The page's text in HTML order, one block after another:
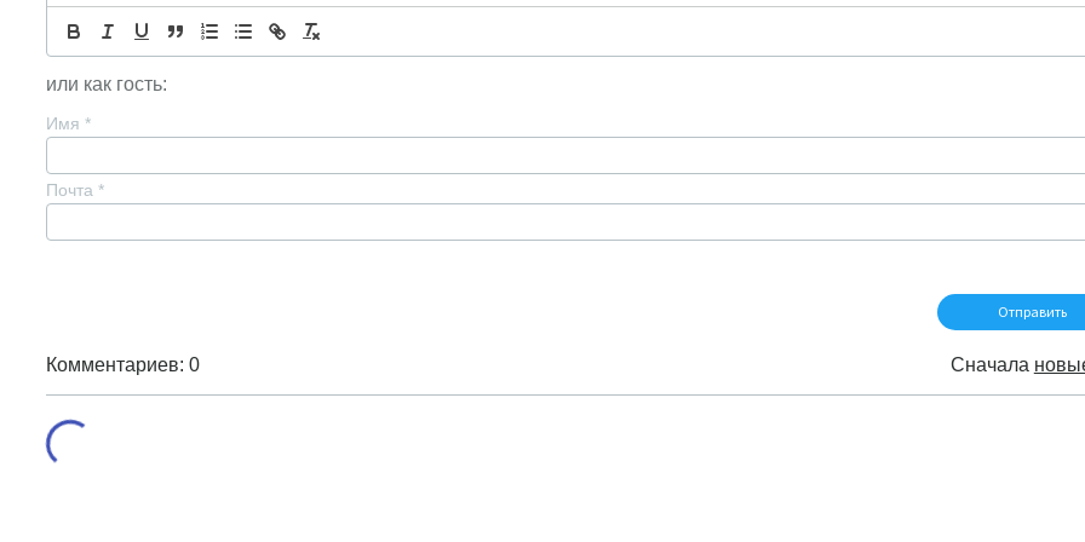
или как гость:
Имя *
Почта *
Комментариев: 0 Сначала